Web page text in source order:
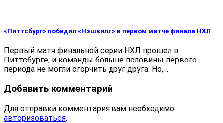
«Питтсбург» победил «Нэшвилл» в первом матче финала НХЛ
Первый матч финальной серии НХЛ прошел в
Питтсбурге, и команды больше половины первого
периода не могли огорчить друг друга. Но,…
Добавить комментарий
Для отправки комментария вам необходимо
авторизоваться.